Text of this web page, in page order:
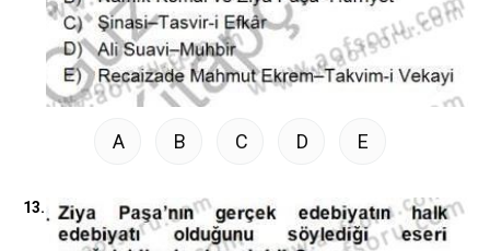
A B C D E
13.